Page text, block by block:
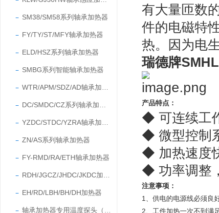
SM38/SM58系列轴承加热器
FY/TY/ST/MFY轴承加热器
ELD/HSZ系列轴承加热器
SMBG系列智能轴承加热器
ZN/AS系列轴承加热器
FY-RMD/RA/ETH轴承加热器
EH/RD/LBH/BH/DH加热器
有大量匝数
件的电磁特
热。因为电
瑞德牌
产品特点：
◆ 可连续工
◆ 微型控制
◆ 加热速度
◆ 功率调整
注意事项：
1、 供电的电源线必须良
2、 工件加热一次不到满